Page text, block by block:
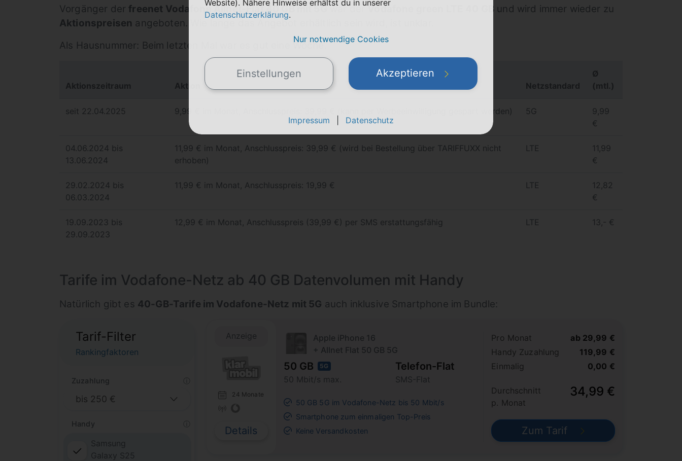
Vorgänger der freenet Vodafone Allnet-Flat 40 GB mit 5Gwar derVodafone green LTE 40 GB und wird immer wieder zu
Aktionspreisen angeboten. Wie lange das Angebot erhältlich sein wird, ist unklar.
Als Hausnummer: Beim letzten Mal war es gut eine Woche.
Aktionszeitraum Aktion Netzstandard
Ø
(mtl.)
seit 22.04.2025 9,99 € im Monat, Anschlusspreis: 39,99 € (kann per Werbeeinwilligung gespart werden) 5G
9,99
€
04.06.2024 bis
13.06.2024
11,99 € im Monat, Anschlusspreis: 39,99 € (wird bei Bestellung über TARIFFUXX nicht
erhoben)
LTE
11,99
€
29.02.2024 bis
06.03.2024
11,99 € im Monat, Anschlusspreis: 19,99 € LTE
12,82
€
19.09.2023 bis
29.09.2023
12,99 € im Monat, Anschlusspreis (39,99 €) per SMS erstattungsfähig LTE 13,- €
Tarife im Vodafone-Netz ab 40 GB Datenvolumen mit Handy
Natürlich gibt es 40-GB-Tarife im Vodafone-Netz mit 5G auch inklusive Smartphone im Bundle:
Tarif-Filter
Rankingfaktoren
Zuzahlung
Handy
Samsung
Galaxy S25
Anzeige
24 Monate
Details
Apple iPhone 16
+ Allnet Flat 50 GB 5G
50 GB 5G
50 Mbit/s max.
Telefon-Flat
SMS-Flat
50 GB 5G im Vodafone-Netz bis 50 Mbit/s
Smartphone zum einmaligen Top-Preis
Keine Versandkosten
Pro Monat
Handy Zuzahlung
Einmalig
ab 29,99 €
119,99 €
0,00 €
Durchschnitt
p. Monat
34,99 €
Zum Tarif
Website). Nähere Hinweise erhältst du in unserer
Datenschutzerklärung.
Nur notwendige Cookies
Einstellungen Akzeptieren
Impressum Datenschutz